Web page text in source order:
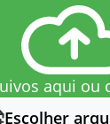
aqui ou
Escolher